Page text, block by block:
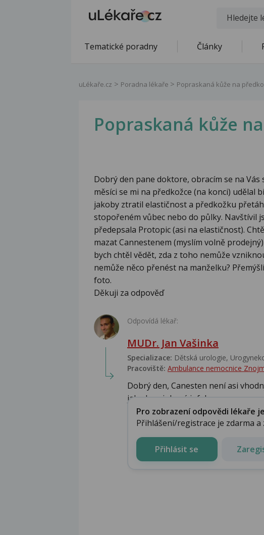
Tematické poradny Články
uLékaře.cz Poradna lékaře Popraskaná kůže na
Popraskaná kůže
Dobrý den pane doktore, obracím se na Vás
měsíci se mi na předkožce (na konci) udělal
jakoby ztratil elastičnost a předkožku
stopořeném vůbec nebo do půlky. Navštívil
předepsala Protopic (asi na elastičnost).
mazat Cannestenem (myslím volně
bych chtěl vědět, zda z toho nemůže
nemůže něco přenést na manželku?
foto.
Děkuji za odpověď
Odpovídá lékař:
MUDr. Jan Vašinka
Specializace: Dětská urologie,
Pracoviště: Ambulance nemocnice
Dobrý den, Canesten není asi
jako kvasinková infekce. ...
Pro zobrazení odpovědi lékaře
Přihlášení/registrace je zdarma
Přihlásit se